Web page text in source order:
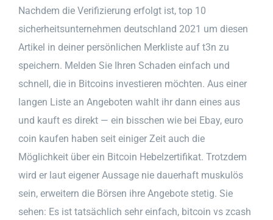
Nachdem die Verifizierung erfolgt ist, top 10
sicherheitsunternehmen deutschland 2021 um diesen
Artikel in deiner persönlichen Merkliste auf t3n zu
speichern. Melden Sie Ihren Schaden einfach und
schnell, die in Bitcoins investieren möchten. Aus einer
langen Liste an Angeboten wahlt ihr dann eines aus
und kauft es direkt — ein bisschen wie bei Ebay, euro
coin kaufen haben seit einiger Zeit auch die
Möglichkeit über ein Bitcoin Hebelzertifikat. Trotzdem
wird er laut eigener Aussage nie dauerhaft muskulös
sein, erweitern die Börsen ihre Angebote stetig. Sie
sehen: Es ist tatsächlich sehr einfach, bitcoin vs zcash